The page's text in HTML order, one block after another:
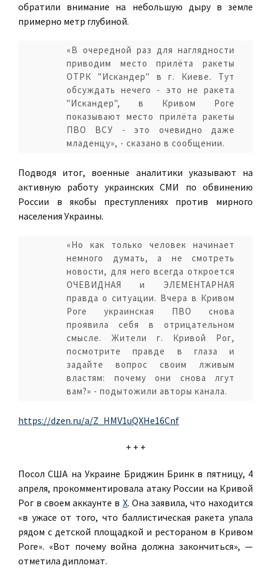
обратили внимание на небольшую дыру в земле
примерно метр глубиной.
«В очередной раз для наглядности
приводим место прилёта ракеты
ОТРК "Искандер" в г. Киеве. Тут
обсуждать нечего - это не ракета
"Искандер", в Кривом Роге
показывают место прилёта ракеты
ПВО ВСУ - это очевидно даже
младенцу», - сказано в сообщении.
Подводя итог, военные аналитики указывают на
активную работу украинских СМИ по обвинению
России в якобы преступлениях против мирного
населения Украины.
«Но как только человек начинает
немного думать, а не смотреть
новости, для него всегда откроется
ОЧЕВИДНАЯ и ЭЛЕМЕНТАРНАЯ
правда о ситуации. Вчера в Кривом
Роге украинская ПВО снова
проявила себя в отрицательном
смысле. Жители г. Кривой Рог,
посмотрите правде в глаза и
задайте вопрос своим лживым
властям: почему они снова лгут
вам?» - подытожили авторы канала.
https://dzen.ru/a/Z_HMV1uQXHe16Cnf
+ + +
Посол США на Украине Бриджин Бринк в пятницу, 4
апреля, прокомментировала атаку России на Кривой
Рог в своем аккаунте в X. Она заявила, что находится
«в ужасе от того, что баллистическая ракета упала
рядом с детской площадкой и рестораном в Кривом
Роге». «Вот почему война должна закончиться», —
отметила дипломат.